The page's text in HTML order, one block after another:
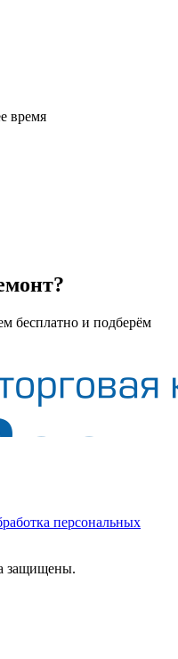
время
бесплатно и подберём
персональных
защищены.